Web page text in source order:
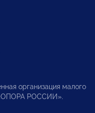
организация малого
«ОПОРА РОССИИ».